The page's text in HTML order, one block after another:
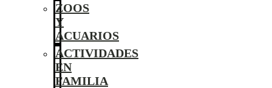
ZOOS
Y
ACUARIOS
ACTIVIDADES
EN
FAMILIA